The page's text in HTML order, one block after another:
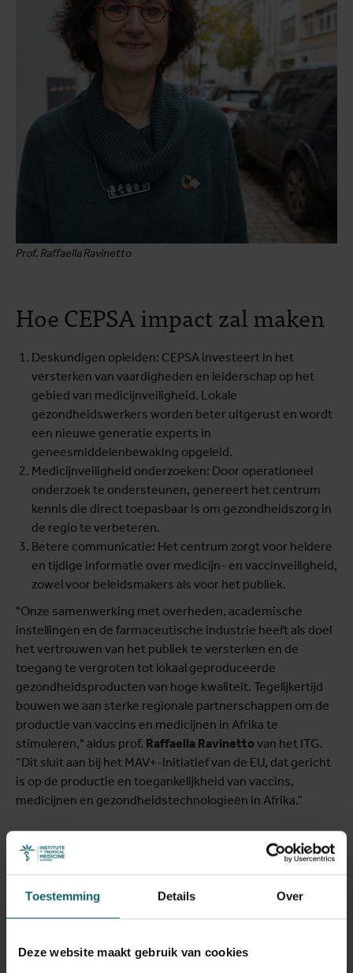
Toestemming Details Over
Deze website maakt gebruik van cookies
Prof. Raffaella Ravinetto
Hoe CEPSA impact zal maken
Deskundigen opleiden: CEPSA investeert in het
versterken van vaardigheden en leiderschap op het
gebied van medicijnveiligheid. Lokale
gezondheidswerkers worden beter uitgerust en wordt
een nieuwe generatie experts in
geneesmiddelenbewaking opgeleid.
Medicijnveiligheid onderzoeken: Door operationeel
onderzoek te ondersteunen, genereert het centrum
kennis die direct toepasbaar is om gezondheidszorg in
de regio te verbeteren.
Betere communicatie: Het centrum zorgt voor heldere
en tijdige informatie over medicijn- en vaccinveiligheid,
zowel voor beleidsmakers als voor het publiek.
"Onze samenwerking met overheden, academische
instellingen en de farmaceutische industrie heeft als doel
het vertrouwen van het publiek te versterken en de
toegang te vergroten tot lokaal geproduceerde
gezondheidsproducten van hoge kwaliteit. Tegelijkertijd
bouwen we aan sterke regionale partnerschappen om de
productie van vaccins en medicijnen in Afrika te
stimuleren," aldus prof. Raffaella Ravinettovan het ITG.
“Dit sluit aan bij het MAV+-initiatief van de EU, dat gericht
is op de productie en toegankelijkheid van vaccins,
medicijnen en gezondheidstechnologieën in Afrika.”